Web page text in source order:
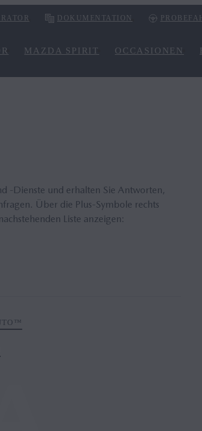
DOKUMENTATION
MAZDA SPIRIT OCCASIONEN
-Dienste und erhalten Sie Antworten,
Über die Plus-Symbole rechts
Liste anzeigen: